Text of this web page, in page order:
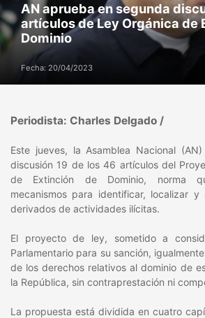
AN aprueba en segunda
artículos de Ley Orgánica de
Dominio
Fecha: 20/04/2023
Periodista: Charles Delgado /
Este jueves, la Asamblea Nacional
discusión 19 de los 46 artículos del
de Extinción de Dominio, norma
mecanismos para identificar, localizar y
derivados de actividades ilícitas.
El proyecto de ley, sometido a
Parlamentario para su sanción,
de los derechos relativos al dominio de
la República, sin contraprestación ni
La propuesta está dividida en cuatro